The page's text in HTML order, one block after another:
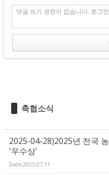
댓글 쓰기 권한이 없습니다. 로그
축협소식
2025-04-28)2025년 전국
'우수상'
Date 2025.07.11